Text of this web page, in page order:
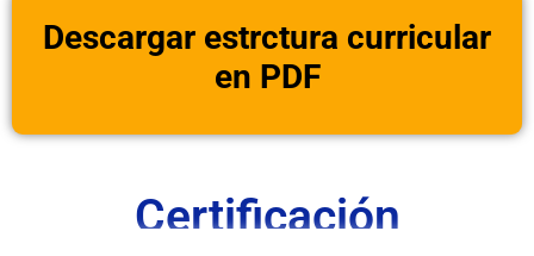
Descargar estrctura curricular
en PDF
Certificación